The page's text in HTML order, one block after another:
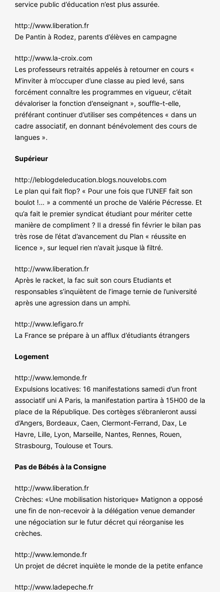
service public d’éducation n’est plus assurée.
http://www.liberation.fr
De Pantin à Rodez, parents d’élèves en campagne
http://www.la-croix.com
Les professeurs retraités appelés à retourner en cours «
M’inviter à m’occuper d’une classe au pied levé, sans
forcément connaître les programmes en vigueur, c’était
dévaloriser la fonction d’enseignant », souffle-t-elle,
préférant continuer d’utiliser ses compétences « dans un
cadre associatif, en donnant bénévolement des cours de
langues ».
Supérieur
http://leblogdeleducation.blogs.nouvelobs.com
Le plan qui fait flop? « Pour une fois que l’UNEF fait son
boulot !… » a commenté un proche de Valérie Pécresse. Et
qu’a fait le premier syndicat étudiant pour mériter cette
manière de compliment ? Il a dressé fin février le bilan pas
très rose de l’état d’avancement du Plan « réussite en
licence », sur lequel rien n’avait jusque là filtré.
http://www.liberation.fr
Après le racket, la fac suit son cours Etudiants et
responsables s’inquiètent de l’image ternie de l’université
après une agression dans un amphi.
http://www.lefigaro.fr
La France se prépare à un afflux d’étudiants étrangers
Logement
http://www.lemonde.fr
Expulsions locatives: 16 manifestations samedi d’un front
associatif uni A Paris, la manifestation partira à 15H00 de la
place de la République. Des cortèges s’ébranleront aussi
d’Angers, Bordeaux, Caen, Clermont-Ferrand, Dax, Le
Havre, Lille, Lyon, Marseille, Nantes, Rennes, Rouen,
Strasbourg, Toulouse et Tours.
Pas de Bébés à la Consigne
http://www.liberation.fr
Crèches: «Une mobilisation historique» Matignon a opposé
une fin de non-recevoir à la délégation venue demander
une négociation sur le futur décret qui réorganise les
crèches.
http://www.lemonde.fr
Un projet de décret inquiète le monde de la petite enfance
http://www.ladepeche.fr